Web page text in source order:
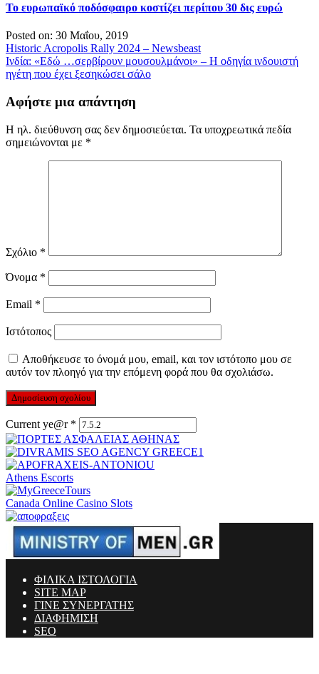
Το ευρωπαϊκό ποδόσφαιρο κοστίζει περίπου 30 δις ευρώ
Posted on: 30 Μαΐου, 2019
Πλοήγηση
άρθρων
Historic Acropolis Rally 2024 – Newsbeast
Ινδία: «Εδώ …σερβίρουν μουσουλμάνοι» – Η οδηγία ινδουιστή
ηγέτη που έχει ξεσηκώσει σάλο
Αφήστε μια απάντηση
Η ηλ. διεύθυνση σας δεν δημοσιεύεται. Τα υποχρεωτικά πεδία
σημειώνονται με *
Σχόλιο *
Όνομα *
Email *
Ιστότοπος
Αποθήκευσε το όνομά μου, email, και τον ιστότοπο μου σε
αυτόν τον πλοηγό για την επόμενη φορά που θα σχολιάσω.
Current ye@r *
Athens Escorts
Canada Online Casino Slots
ΦΙΛΙΚΑ ΙΣΤΟΛΟΓΙΑ
SITE MAP
ΓΙΝΕ ΣΥΝΕΡΓΑΤΗΣ
ΔΙΑΦΗΜΙΣΗ
SEO